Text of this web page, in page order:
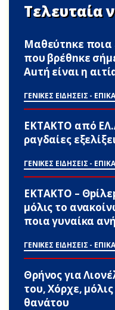
Τελευταία
Μαθεύτnκε ποια
που βρέθnκε
Αuτή είναι η
ΓΕΝΙΚΕΣ ΕΙΔΗΣΕΙΣ -
ΕΚΤΑΚΤΟ από
ραγδαίες
ΓΕΝΙΚΕΣ ΕΙΔΗΣΕΙΣ -
ΕΚΤΑΚΤΟ –
μόλις το
ποια γυναίκα
ΓΕΝΙΚΕΣ ΕΙΔΗΣΕΙΣ -
Θρήνος για
του, Χόρχε,
θανάτου